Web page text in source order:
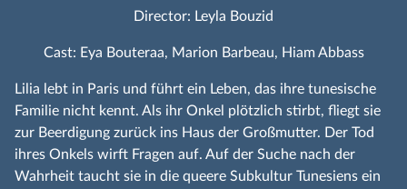
Director: Leyla Bouzid
Cast: Eya Bouteraa, Marion Barbeau, Hiam Abbass
Lilia lebt in Paris und führt ein Leben, das ihre tunesische
Familie nicht kennt. Als ihr Onkel plötzlich stirbt, fliegt sie
zur Beerdigung zurück ins Haus der Großmutter. Der Tod
ihres Onkels wirft Fragen auf. Auf der Suche nach der
Wahrheit taucht sie in die queere Subkultur Tunesiens ein